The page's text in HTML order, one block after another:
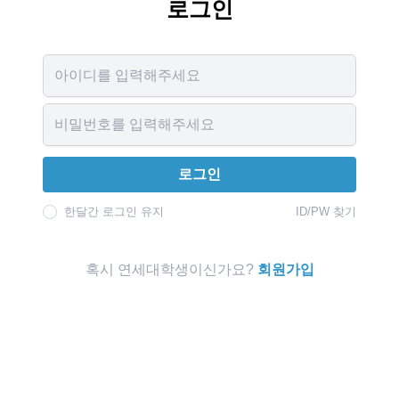
로그인
로그인
한달간 로그인 유지 ID/PW 찾기
혹시 연세대학생이신가요? 회원가입